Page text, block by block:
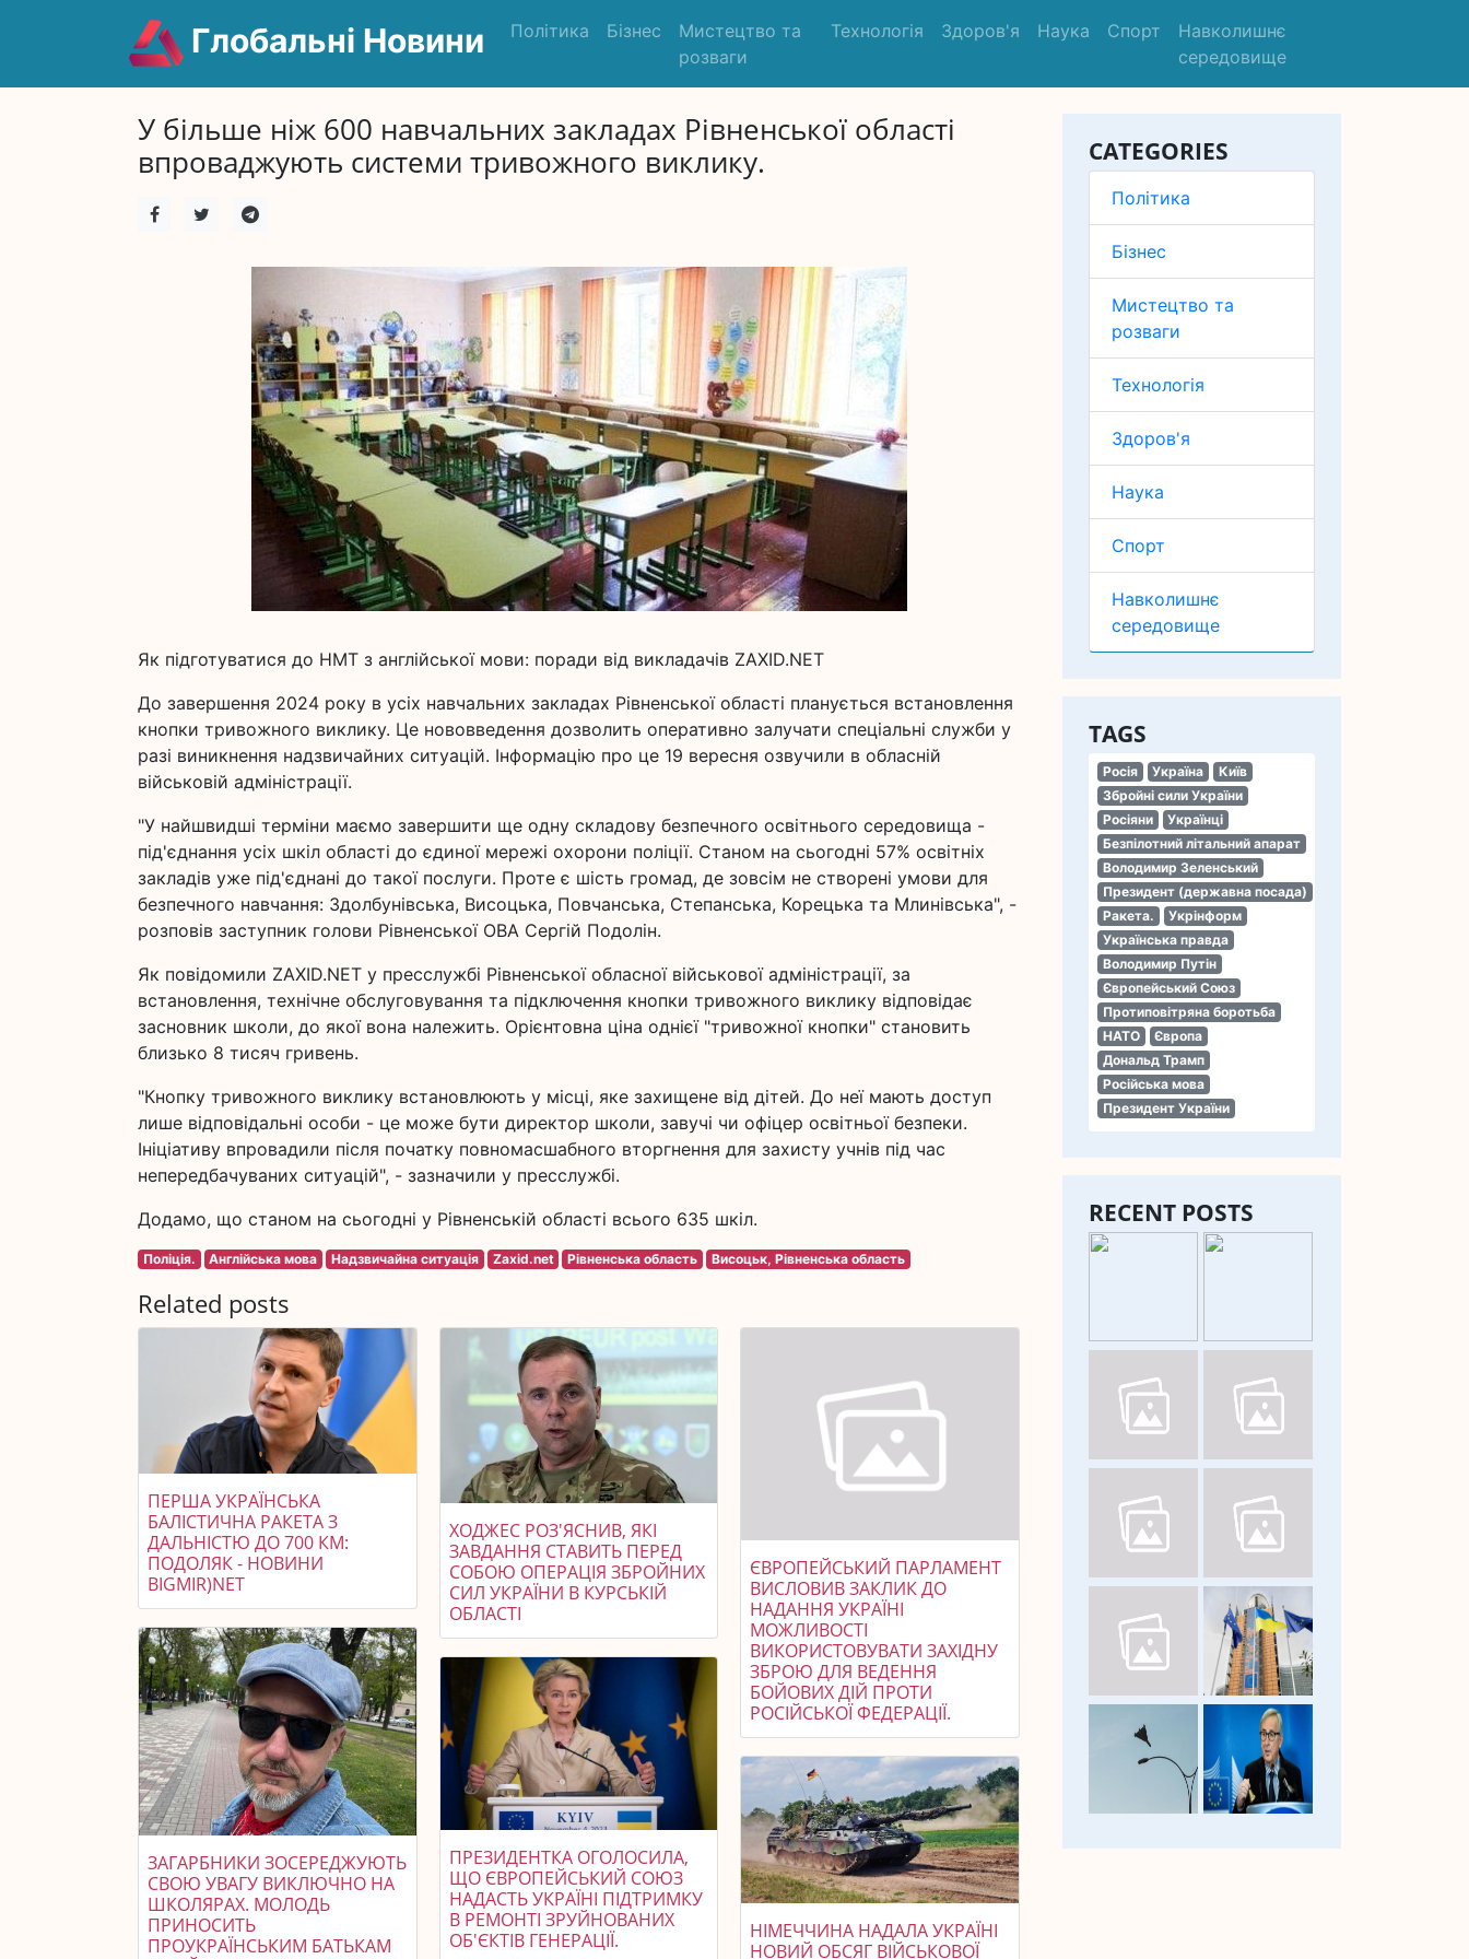
Глобальні Новини Політика Бізнес
Мистецтво та
розваги
Технологія Здоров'я Наука Спорт
Навколишнє
середовище
CATEGORIES
Політика
Бізнес
Мистецтво та
розваги
Технологія
Здоров'я
Наука
Спорт
Навколишнє
середовище
TAGS
Росія Україна
Київ
Збройні сили України
Росіяни
Українці
Безпілотний літальний апарат
Володимир Зеленський
Президент (державна посада)
Ракета.
Укрінформ
Українська правда
Володимир Путін
Європейський Союз
Протиповітряна боротьба
НАТО
Європа
Дональд Трамп
Російська мова
Президент України
RECENT POSTS
У більше ніж 600 навчальних закладах Рівненської області
впроваджують системи тривожного виклику.
Як підготуватися до НМТ з англійської мови: поради від викладачів ZAXID.NET
До завершення 2024 року в усіх навчальних закладах Рівненської області планується встановлення
кнопки тривожного виклику. Це нововведення дозволить оперативно залучати спеціальні служби у
разі виникнення надзвичайних ситуацій. Інформацію про це 19 вересня озвучили в обласній
військовій адміністрації.
"У найшвидші терміни маємо завершити ще одну складову безпечного освітнього середовища -
під'єднання усіх шкіл області до єдиної мережі охорони поліції. Станом на сьогодні 57% освітніх
закладів уже під'єднані до такої послуги. Проте є шість громад, де зовсім не створені умови для
безпечного навчання: Здолбунівська, Висоцька, Повчанська, Степанська, Корецька та Млинівська", -
розповів заступник голови Рівненської ОВА Сергій Подолін.
Як повідомили ZAXID.NET у пресслужбі Рівненської обласної військової адміністрації, за
встановлення, технічне обслуговування та підключення кнопки тривожного виклику відповідає
засновник школи, до якої вона належить. Орієнтовна ціна однієї "тривожної кнопки" становить
близько 8 тисяч гривень.
"Кнопку тривожного виклику встановлюють у місці, яке захищене від дітей. До неї мають доступ
лише відповідальні особи - це може бути директор школи, завучі чи офіцер освітньої безпеки.
Ініціативу впровадили після початку повномасшабного вторгнення для захисту учнів під час
непередбачуваних ситуацій", - зазначили у пресслужбі.
Додамо, що станом на сьогодні у Рівненській області всього 635 шкіл.
Поліція. Англійська мова Надзвичайна ситуація Zaxid.net Рівненська область Висоцьк, Рівненська область
Related posts
ПЕРША УКРАЇНСЬКА
БАЛІСТИЧНА РАКЕТА З
ДАЛЬНІСТЮ ДО 700 КМ:
ПОДОЛЯК - НОВИНИ
BIGMIR)NET
ЗАГАРБНИКИ ЗОСЕРЕДЖУЮТЬ
СВОЮ УВАГУ ВИКЛЮЧНО НА
ШКОЛЯРАХ. МОЛОДЬ
ПРИНОСИТЬ
ПРОУКРАЇНСЬКИМ БАТЬКАМ
ХОДЖЕС РОЗ'ЯСНИВ, ЯКІ
ЗАВДАННЯ СТАВИТЬ ПЕРЕД
СОБОЮ ОПЕРАЦІЯ ЗБРОЙНИХ
СИЛ УКРАЇНИ В КУРСЬКІЙ
ОБЛАСТІ
ПРЕЗИДЕНТКА ОГОЛОСИЛА,
ЩО ЄВРОПЕЙСЬКИЙ СОЮЗ
НАДАСТЬ УКРАЇНІ ПІДТРИМКУ
В РЕМОНТІ ЗРУЙНОВАНИХ
ОБ'ЄКТІВ ГЕНЕРАЦІЇ.
ЄВРОПЕЙСЬКИЙ ПАРЛАМЕНТ
ВИСЛОВИВ ЗАКЛИК ДО
НАДАННЯ УКРАЇНІ
МОЖЛИВОСТІ
ВИКОРИСТОВУВАТИ ЗАХІДНУ
ЗБРОЮ ДЛЯ ВЕДЕННЯ
БОЙОВИХ ДІЙ ПРОТИ
РОСІЙСЬКОЇ ФЕДЕРАЦІЇ.
НІМЕЧЧИНА НАДАЛА УКРАЇНІ
НОВИЙ ОБСЯГ ВІЙСЬКОВОЇ